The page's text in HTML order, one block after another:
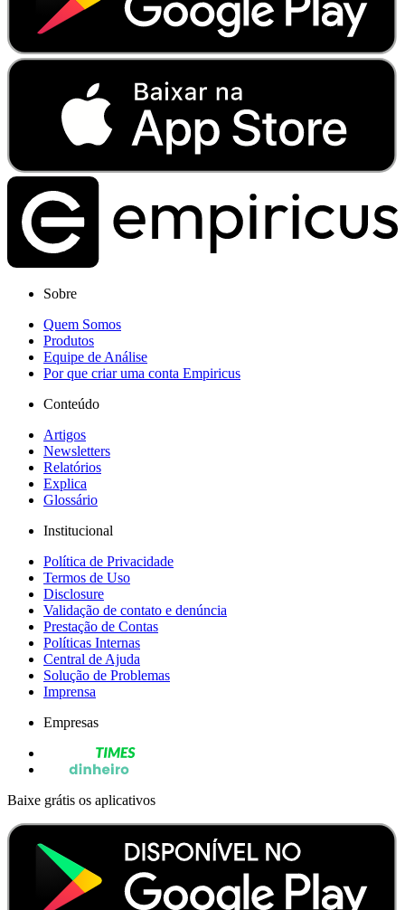
Sobre
Quem Somos
Produtos
Equipe de Análise
Por que criar uma conta Empiricus
Conteúdo
Artigos
Newsletters
Relatórios
Explica
Glossário
Institucional
Política de Privacidade
Termos de Uso
Disclosure
Validação de contato e denúncia
Prestação de Contas
Políticas Internas
Central de Ajuda
Solução de Problemas
Imprensa
Empresas
Baixe grátis os aplicativos